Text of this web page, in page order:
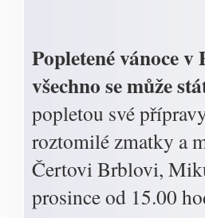
Popletené vánoce
všechno se může
popletou své
roztomilé zmatky a
Čertovi Brblovi,
prosince od 15.00